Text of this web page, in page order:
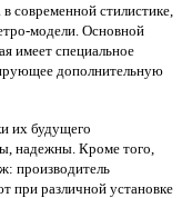
современной стилистике,
модели. Основной
имеет специальное
дополнительную
их будущего
надежны. Кроме того,
производитель
при различной установке